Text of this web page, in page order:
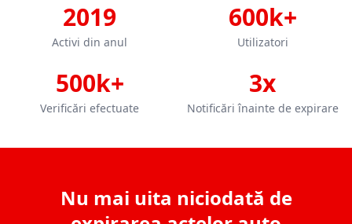
2019
Activi din anul
600k+
Utilizatori
500k+
Verificări efectuate
3x
Notificări înainte de expirare
Nu mai uita niciodată de